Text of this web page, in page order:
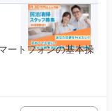
ートフォンの基本操